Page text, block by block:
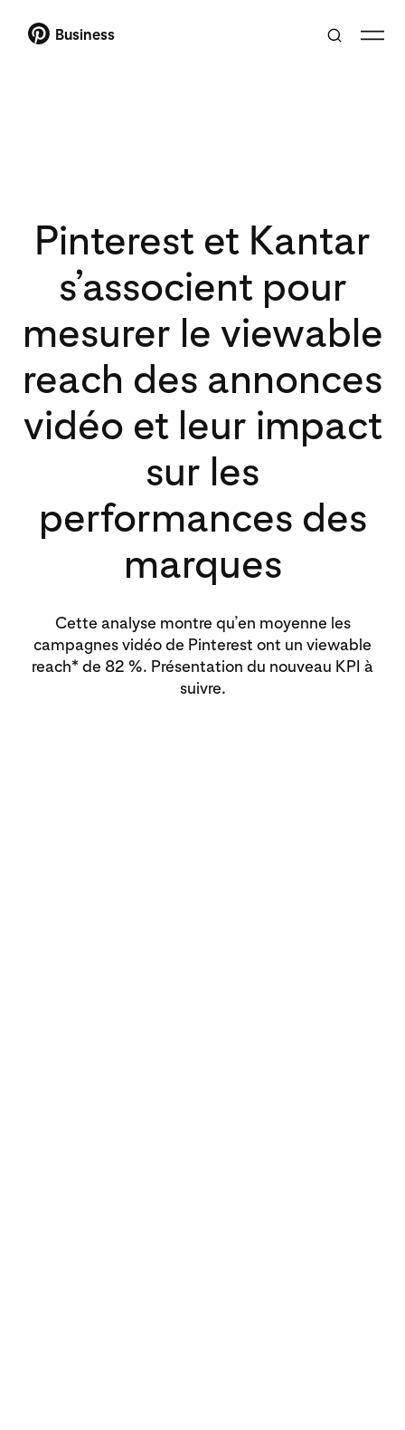
Business
Pinterest et Kantar
s’associent pour
mesurer le viewable
reach des annonces
vidéo et leur impact
sur les
performances des
marques
Cette analyse montre qu’en moyenne les
campagnes vidéo de Pinterest ont un viewable
reach* de 82 %. Présentation du nouveau KPI à
suivre.